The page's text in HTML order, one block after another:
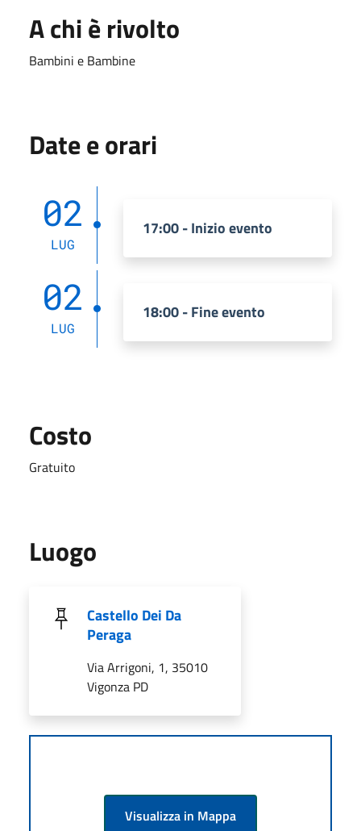
A chi è rivolto
Bambini e Bambine
Date e orari
02
LUG
17:00 - Inizio evento
02
LUG
18:00 - Fine evento
Costo
Gratuito
Luogo
Castello Dei Da
Peraga
Via Arrigoni, 1, 35010
Vigonza PD
Visualizza in Mappa